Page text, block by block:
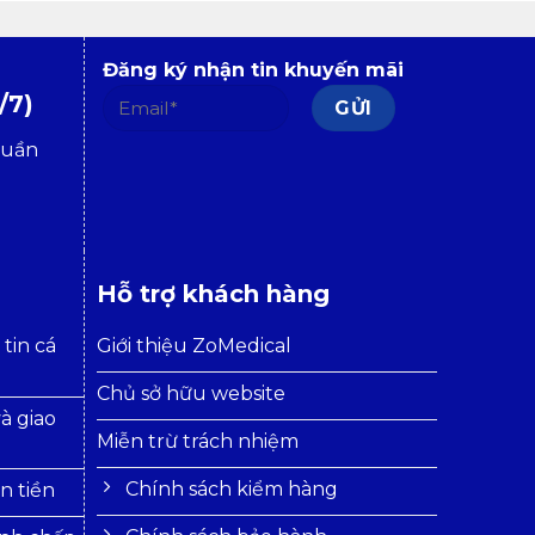
7)
Đăng ký nhận tin khuyến mãi
cá
giao
tiền
Hỗ trợ khách hàng
Giới thiệu ZoMedical
Chủ sở hữu website
Miễn trừ trách nhiệm
Chính sách kiểm hàng